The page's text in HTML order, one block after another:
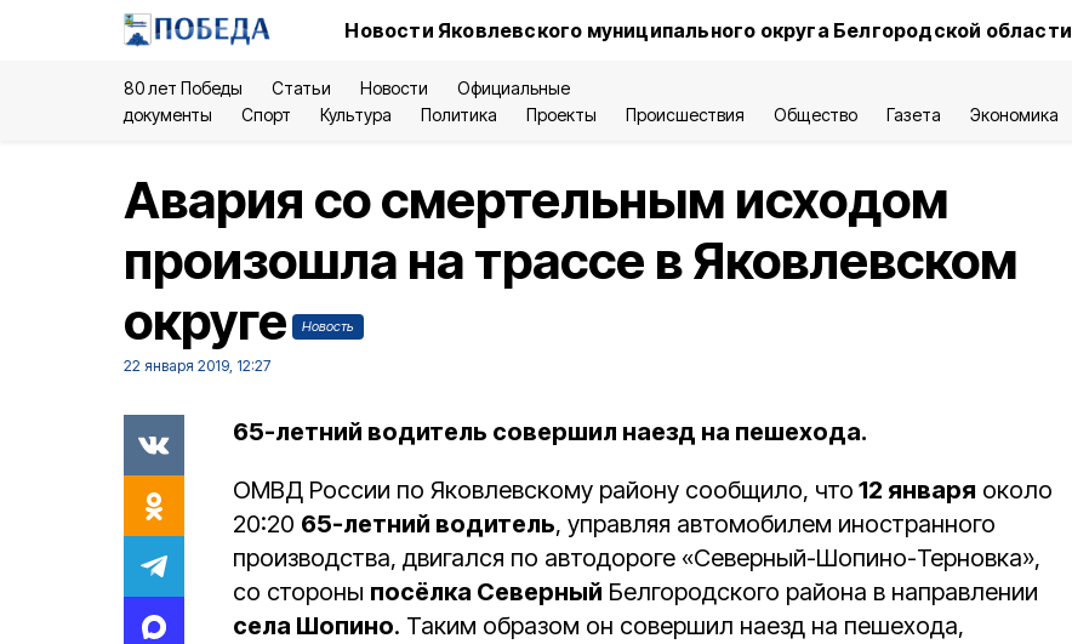
Новости Яковлевского муниципального округа Белгородской области
80 лет Победы Статьи Новости
Официальные
документы
Спорт Культура Политика Проекты Происшествия Общество Газета Экономика
Авария со смертельным исходом
произошла на трассе в Яковлевском
округе
Новость
22 января 2019, 12:27
65-летний водитель совершил наезд на пешехода.
ОМВД России по Яковлевскому району сообщило, что 12 января около
20:20 65-летний водитель, управляя автомобилем иностранного
производства, двигался по автодороге «Северный-Шопино-Терновка»,
со стороны посёлка Северный Белгородского района в направлении
села Шопино. Таким образом он совершил наезд на пешехода,